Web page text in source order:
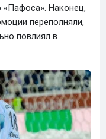
«Пафоса». Наконец,
переполняли,
повлиял в